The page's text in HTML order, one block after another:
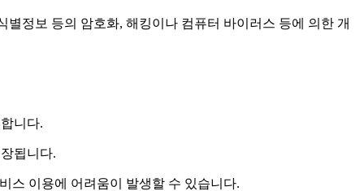
정보 등의 암호화, 해킹이나 컴퓨터 바이러스 등에 의한 개
니다.
됩니다.
스 이용에 어려움이 발생할 수 있습니다.